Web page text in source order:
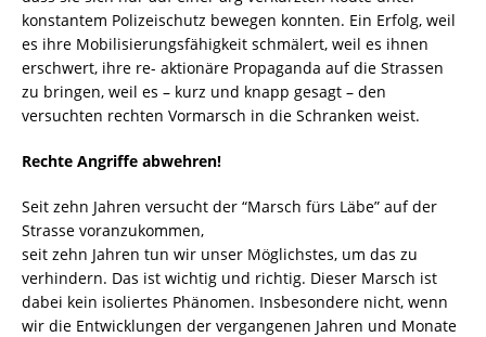
konstantem Polizeischutz bewegen konnten. Ein Erfolg, weil
es ihre Mobilisierungsfähigkeit schmälert, weil es ihnen
erschwert, ihre re- aktionäre Propaganda auf die Strassen
zu bringen, weil es – kurz und knapp gesagt – den
versuchten rechten Vormarsch in die Schranken weist.
Rechte Angriffe abwehren!
Seit zehn Jahren versucht der “Marsch fürs Läbe” auf der
Strasse voranzukommen,
seit zehn Jahren tun wir unser Möglichstes, um das zu
verhindern. Das ist wichtig und richtig. Dieser Marsch ist
dabei kein isoliertes Phänomen. Insbesondere nicht, wenn
wir die Entwicklungen der vergangenen Jahren und Monate